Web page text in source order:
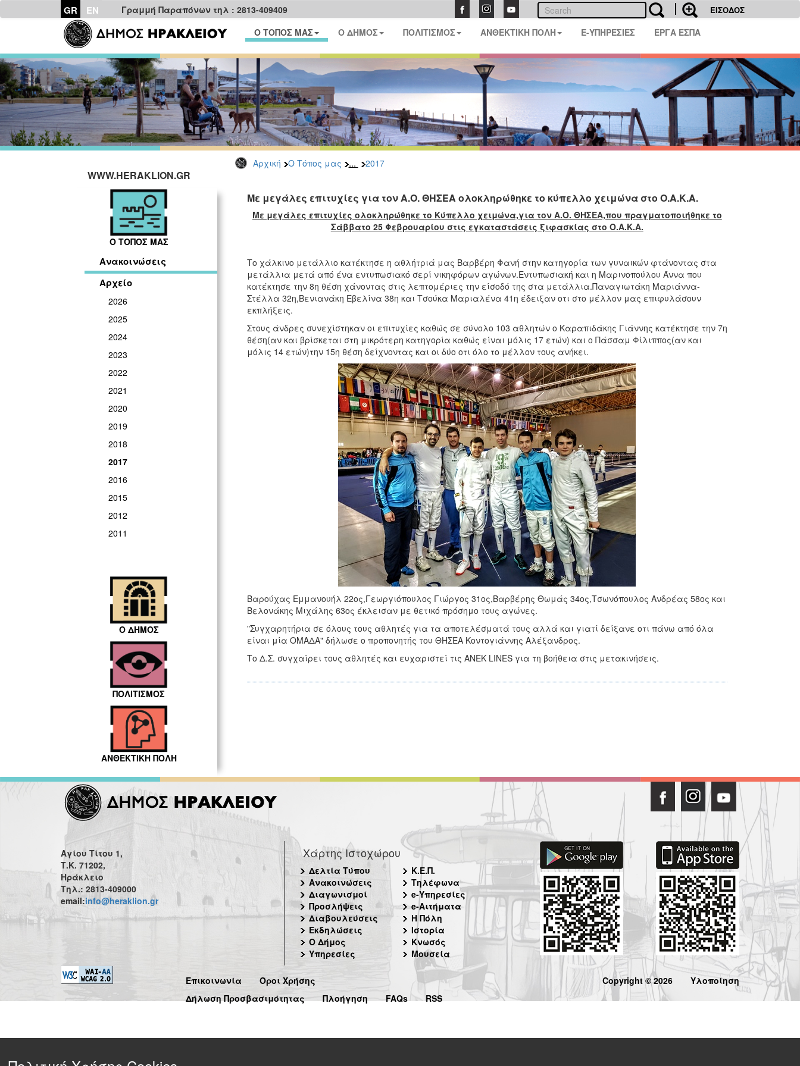
GR EN Γραμμή Παραπόνων τηλ : 2813-409409 ΕΙΣΟΔΟΣ
Ο ΤΟΠΟΣ ΜΑΣ Ο ΔΗΜΟΣ ΠΟΛΙΤΙΣΜΟΣ ΑΝΘΕΚΤΙΚΗ ΠΟΛΗ E-ΥΠΗΡΕΣΙΕΣ ΕΡΓΑ ΕΣΠΑ
Αρχική Ο Τόπος μας ... 2017
WWW.HERAKLION.GR
Ο ΤΟΠΟΣ ΜΑΣ
Ανακοινώσεις
Αρχείο
2026
2025
2024
2023
2022
2021
2020
2019
2018
2017
2016
2015
2012
2011
Ο ΔΗΜΟΣ
ΠΟΛΙΤΙΣΜΟΣ
ΑΝΘΕΚΤΙΚΗ ΠΟΛΗ
Με μεγάλες επιτυχίες για τον Α.Ο. ΘΗΣΕΑ ολοκληρώθηκε το κύπελλο χειμώνα στο Ο.Α.Κ.Α.
Με μεγάλες επιτυχίες ολοκληρώθηκε το Κύπελλο χειμώνα,για τον Α.Ο. ΘΗΣΕΑ,που πραγματοποιήθηκε το
Σάββατο 25 Φεβρουαρίου στις εγκαταστάσεις ξιφασκίας στο Ο.Α.Κ.Α.
Το χάλκινο μετάλλιο κατέκτησε η αθλήτριά μας Βαρβέρη Φανή στην κατηγορία των γυναικών φτάνοντας στα
μετάλλια μετά από ένα εντυπωσιακό σερί νικηφόρων αγώνων.Εντυπωσιακή και η Μαρινοπούλου Άννα που
κατέκτησε την 8η θέση χάνοντας στις λεπτομέριες την είσοδό της στα μετάλλια.Παναγιωτάκη Μαριάννα-
Στέλλα 32η,Βενιανάκη Εβελίνα 38η και Τσούκα Μαριαλένα 41η έδειξαν οτι στο μέλλον μας επιφυλάσουν
εκπλήξεις.
Στους άνδρες συνεχίστηκαν οι επιτυχίες καθώς σε σύνολο 103 αθλητών ο Καραπιδάκης Γιάννης κατέκτησε την 7η
θέση(αν και βρίσκεται στη μικρότερη κατηγορία καθώς είναι μόλις 17 ετών) και ο Πάσσαμ Φίλιππος(αν και
μόλις 14 ετών)την 15η θέση δείχνοντας και οι δύο οτι όλο το μέλλον τους ανήκει.
Βαρούχας Εμμανουήλ 22ος,Γεωργιόπουλος Γιώργος 31ος,Βαρβέρης Θωμάς 34ος,Τσωνόπουλος Ανδρέας 58ος και
Βελονάκης Μιχάλης 63ος έκλεισαν με θετικό πρόσημο τους αγώνες.
"Συγχαρητήρια σε όλους τους αθλητές για τα αποτελέσματά τους αλλά και γιατί δείξανε οτι πάνω από όλα
είναι μία ΟΜΑΔΑ" δήλωσε ο προπονητής του ΘΗΣΕΑ Κοντογιάννης Αλέξανδρος.
Το Δ.Σ. συγχαίρει τους αθλητές και ευχαριστεί τις ΑΝΕΚ LINES για τη βοήθεια στις μετακινήσεις.
Αγίου Τίτου 1,
Τ.Κ. 71202,
Ηράκλειο
Τηλ.: 2813-409000
email:info@heraklion.gr
Χάρτης Ιστοχώρου
Δελτία Τύπου
Ανακοινώσεις
Διαγωνισμοί
Προσλήψεις
Διαβουλεύσεις
Εκδηλώσεις
Ο Δήμος
Υπηρεσίες
Κ.Ε.Π.
Τηλέφωνα
e-Υπηρεσίες
e-Αιτήματα
Η Πόλη
Ιστορία
Κνωσός
Μουσεία
Επικοινωνία
Όροι Χρήσης
Δήλωση Προσβασιμότητας
Πλοήγηση FAQs RSS
Copyright © 2026 Υλοποίηση